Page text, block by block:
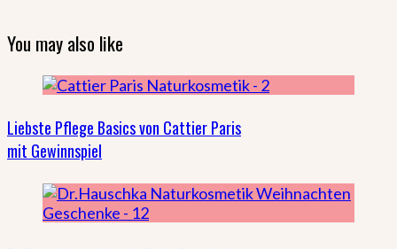
You may also like
Liebste Pflege Basics von Cattier Paris
mit Gewinnspiel